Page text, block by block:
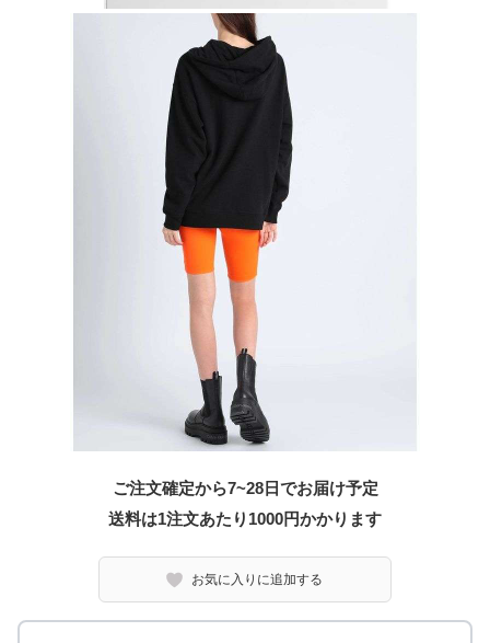
ご注文確定から7~28日でお届け予定
送料は1注文あたり 1000円かかります
お気に入りに追加する